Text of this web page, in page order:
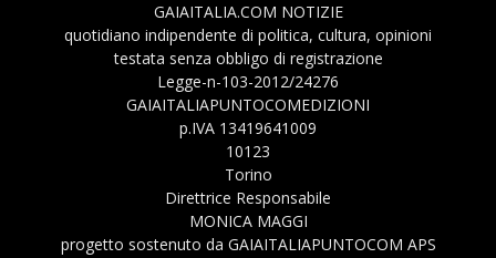
GAIAITALIA.COM NOTIZIE
quotidiano indipendente di politica, cultura, opinioni
testata senza obbligo di registrazione
Legge-n-103-2012/24276
GAIAITALIAPUNTOCOMEDIZIONI
p.IVA 13419641009
10123
Torino
Direttrice Responsabile
MONICA MAGGI
progetto sostenuto da GAIAITALIAPUNTOCOM APS